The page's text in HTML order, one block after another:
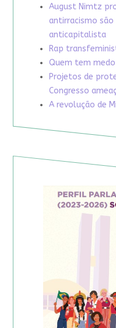
August Nimtz
antirracismo
anticapitalista
Rap
Quem tem
Projetos de
Congresso
A revolução de